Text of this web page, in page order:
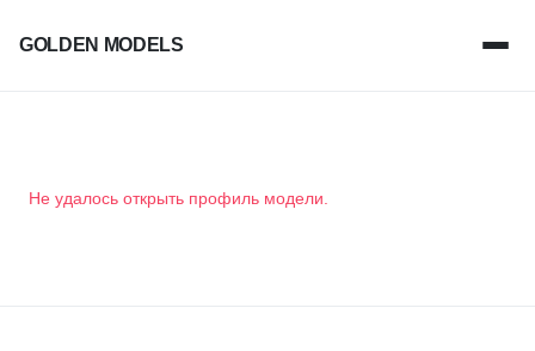
GOLDEN MODELS
Не удалось открыть профиль модели.